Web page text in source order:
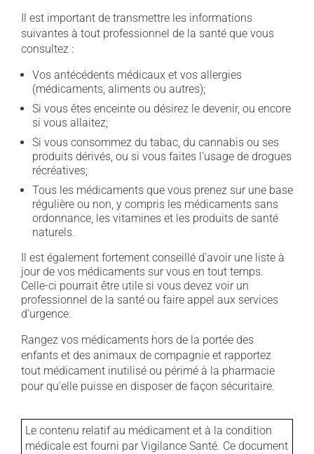
Il est important de transmettre les informations
suivantes à tout professionnel de la santé que vous
consultez :
Vos antécédents médicaux et vos allergies
(médicaments, aliments ou autres);
Si vous êtes enceinte ou désirez le devenir, ou encore
si vous allaitez;
Si vous consommez du tabac, du cannabis ou ses
produits dérivés, ou si vous faites l'usage de drogues
récréatives;
Tous les médicaments que vous prenez sur une base
régulière ou non, y compris les médicaments sans
ordonnance, les vitamines et les produits de santé
naturels.
Il est également fortement conseillé d'avoir une liste à
jour de vos médicaments sur vous en tout temps.
Celle-ci pourrait être utile si vous devez voir un
professionnel de la santé ou faire appel aux services
d'urgence.
Rangez vos médicaments hors de la portée des
enfants et des animaux de compagnie et rapportez
tout médicament inutilisé ou périmé à la pharmacie
pour qu'elle puisse en disposer de façon sécuritaire.
Le contenu relatif au médicament et à la condition
médicale est fourni par Vigilance Santé. Ce document